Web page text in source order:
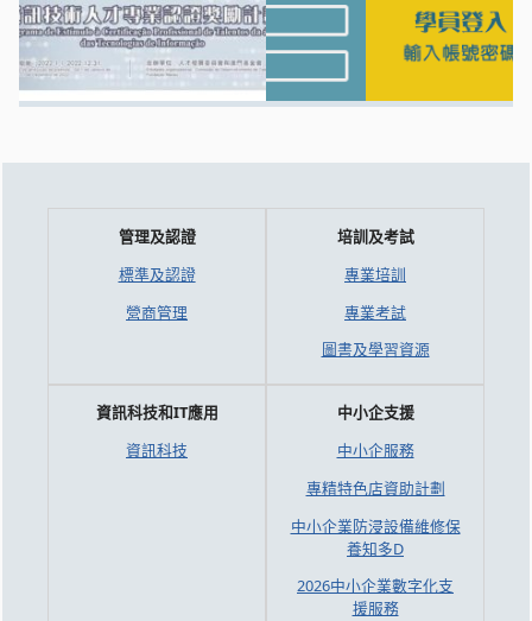
管理及認證
標準及認證
營商管理
培訓及考試
專業培訓
專業考試
圖書及學習資源
資訊科技和IT應用
資訊科技
中小企支援
中小企服務
專精特色店資助計劃
中小企業防浸設備維修保
養知多D
2026中小企業數字化支
援服務